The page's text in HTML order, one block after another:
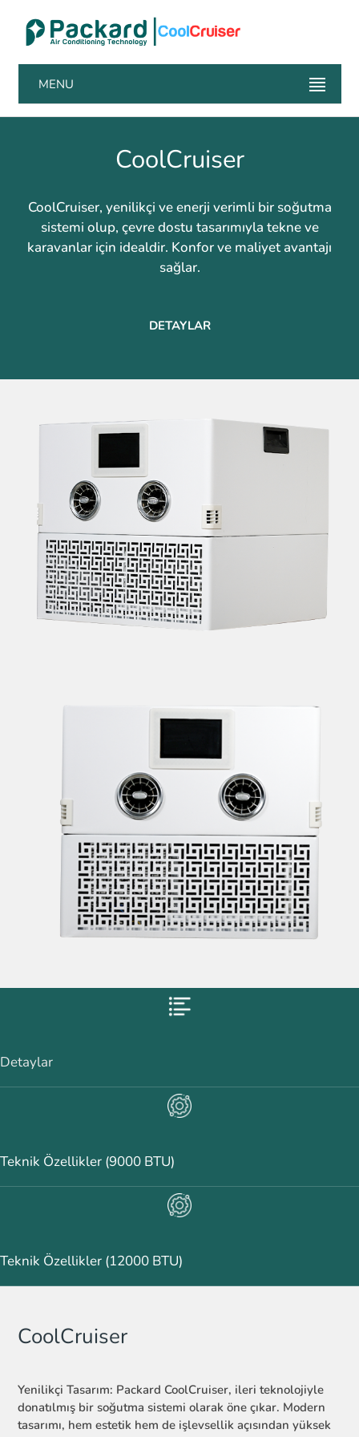
MENU
CoolCruiser
CoolCruiser, yenilikçi ve enerji verimli bir soğutma
sistemi olup, çevre dostu tasarımıyla tekne ve
karavanlar için idealdir. Konfor ve maliyet avantajı
sağlar.
DETAYLAR
Detaylar
Teknik Özellikler (9000 BTU)
Teknik Özellikler (12000 BTU)
CoolCruiser
Yenilikçi Tasarım: Packard CoolCruiser, ileri teknolojiyle
donatılmış bir soğutma sistemi olarak öne çıkar. Modern
tasarımı, hem estetik hem de işlevsellik açısından yüksek